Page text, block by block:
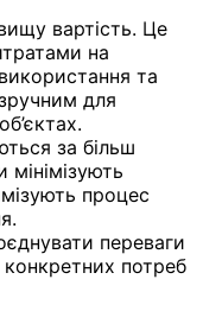
вартість. Це
на
та
для
за більш
процес
переваги
конкретних потреб